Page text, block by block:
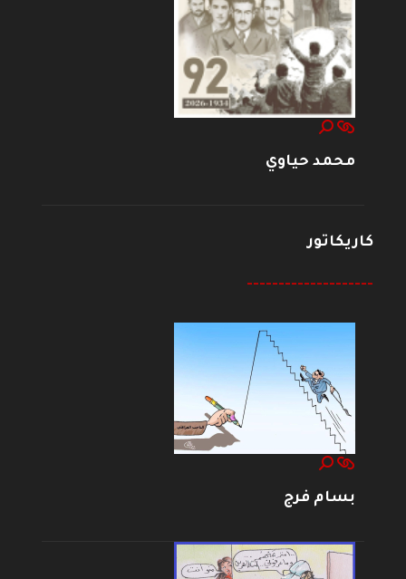
محمد حياوي
كاريكاتور
--------------------
بسام فرج